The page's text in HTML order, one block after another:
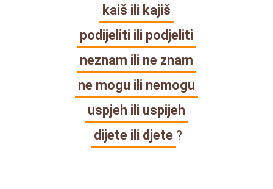
kaiš ili kajiš
podijeliti ili podjeliti
neznam ili ne znam
ne mogu ili nemogu
uspjeh ili uspijeh
dijete ili djete ?